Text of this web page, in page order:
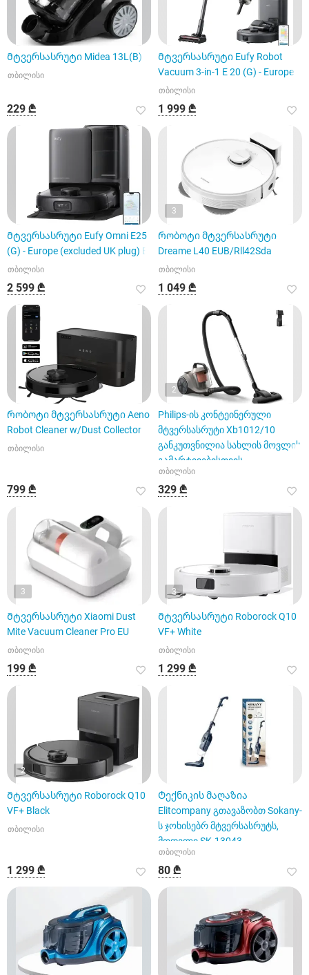
Მტვერსასრუტი Midea 13L(B)
თბილისი
229 ₾
Მტვერსასრუტი Eufy Robot
Vacuum 3-in-1 E 20 (G) - Europe
თბილისი
1 999 ₾
Მტვერსასრუტი Eufy Omni E25
(G) - Europe (excluded UK plug) B
თბილისი
2 599 ₾
3
Რობოტი მტვერსასრუტი
Dreame L40 EUB/Rll42Sda
თბილისი
1 049 ₾
Რობოტი მტვერსასრუტი Aeno
Robot Cleaner w/Dust Collector
თბილისი
799 ₾
2
Philips-ის კონტეინერული
მტვერსასრუტი Xb1012/10
განკუთვნილია სახლის მოვლის
გამარტივებისთვის
თბილისი
329 ₾
3
Მტვერსასრუტი Xiaomi Dust
Mite Vacuum Cleaner Pro EU
თბილისი
199 ₾
3
Მტვერსასრუტი Roborock Q10
VF+ White
თბილისი
1 299 ₾
2
Მტვერსასრუტი Roborock Q10
VF+ Black
თბილისი
1 299 ₾
Ტექნიკის მაღაზია
Elitcompany გთავაზობთ Sokany-
ს ჯოხისებრ მტვერსასრუტს,
მოდელი SK-13043.
თბილისი
80 ₾